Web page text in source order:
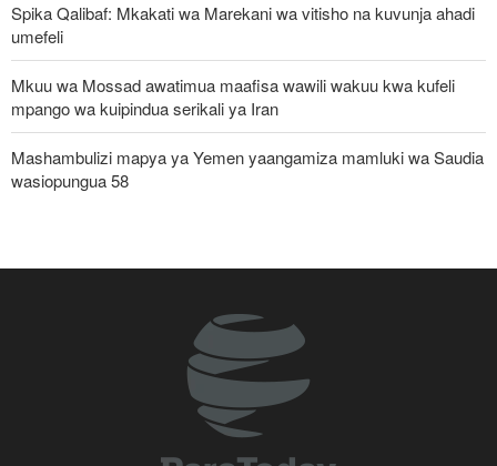
Spika Qalibaf: Mkakati wa Marekani wa vitisho na kuvunja ahadi
umefeli
Mkuu wa Mossad awatimua maafisa wawili wakuu kwa kufeli
mpango wa kuipindua serikali ya Iran
Mashambulizi mapya ya Yemen yaangamiza mamluki wa Saudia
wasiopungua 58
kigaidi watiwa nguvuni kusini-mashariki mwa Iran
Pezeshkian: Iran inajulikana kama nchi yenye nguvu na
inayoheshimika; maadui wanalenga nembo za nguvu zake